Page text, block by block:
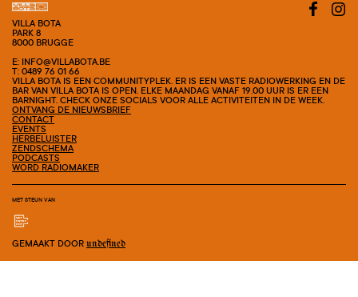
VILLA BOTA
PARK 8
8000 BRUGGE
E: INFO@VILLABOTA.BE
T: 0489 76 01 66
VILLA BOTA IS EEN COMMUNITYPLEK. ER IS EEN VASTE RADIOWERKING EN DE
BAR VAN VILLA BOTA IS OPEN. ELKE MAANDAG VANAF 19.00 UUR IS ER EEN
BARNIGHT. CHECK ONZE SOCIALS VOOR ALLE ACTIVITEITEN IN DE WEEK.
ONTVANG DE NIEUWSBRIEF
CONTACT
EVENTS
HERBELUISTER
ZENDSCHEMA
PODCASTS
WORD RADIOMAKER
MET STEUN VAN
GEMAAKT DOOR undefined